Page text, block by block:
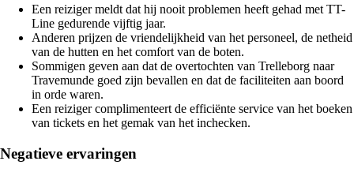
Een reiziger meldt dat hij nooit problemen heeft gehad met TT-
Line gedurende vijftig jaar.
Anderen prijzen de vriendelijkheid van het personeel, de netheid
van de hutten en het comfort van de boten.
Sommigen geven aan dat de overtochten van Trelleborg naar
Travemunde goed zijn bevallen en dat de faciliteiten aan boord
in orde waren.
Een reiziger complimenteert de efficiënte service van het boeken
van tickets en het gemak van het inchecken.
Negatieve ervaringen